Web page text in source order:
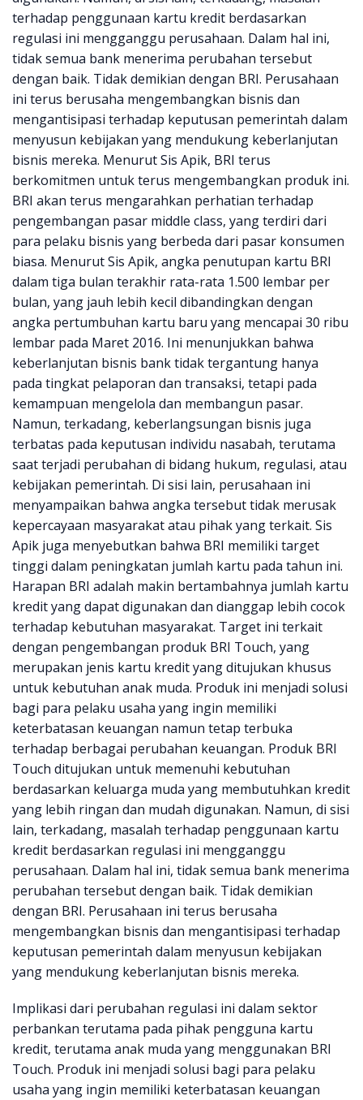
terhadap penggunaan kartu kredit berdasarkan
regulasi ini mengganggu perusahaan. Dalam hal ini,
tidak semua bank menerima perubahan tersebut
dengan baik. Tidak demikian dengan BRI. Perusahaan
ini terus berusaha mengembangkan bisnis dan
mengantisipasi terhadap keputusan pemerintah dalam
menyusun kebijakan yang mendukung keberlanjutan
bisnis mereka. Menurut Sis Apik, BRI terus
berkomitmen untuk terus mengembangkan produk ini.
BRI akan terus mengarahkan perhatian terhadap
pengembangan pasar middle class, yang terdiri dari
para pelaku bisnis yang berbeda dari pasar konsumen
biasa. Menurut Sis Apik, angka penutupan kartu BRI
dalam tiga bulan terakhir rata-rata 1.500 lembar per
bulan, yang jauh lebih kecil dibandingkan dengan
angka pertumbuhan kartu baru yang mencapai 30 ribu
lembar pada Maret 2016. Ini menunjukkan bahwa
keberlanjutan bisnis bank tidak tergantung hanya
pada tingkat pelaporan dan transaksi, tetapi pada
kemampuan mengelola dan membangun pasar.
Namun, terkadang, keberlangsungan bisnis juga
terbatas pada keputusan individu nasabah, terutama
saat terjadi perubahan di bidang hukum, regulasi, atau
kebijakan pemerintah. Di sisi lain, perusahaan ini
menyampaikan bahwa angka tersebut tidak merusak
kepercayaan masyarakat atau pihak yang terkait. Sis
Apik juga menyebutkan bahwa BRI memiliki target
tinggi dalam peningkatan jumlah kartu pada tahun ini.
Harapan BRI adalah makin bertambahnya jumlah kartu
kredit yang dapat digunakan dan dianggap lebih cocok
terhadap kebutuhan masyarakat. Target ini terkait
dengan pengembangan produk BRI Touch, yang
merupakan jenis kartu kredit yang ditujukan khusus
untuk kebutuhan anak muda. Produk ini menjadi solusi
bagi para pelaku usaha yang ingin memiliki
keterbatasan keuangan namun tetap terbuka
terhadap berbagai perubahan keuangan. Produk BRI
Touch ditujukan untuk memenuhi kebutuhan
berdasarkan keluarga muda yang membutuhkan kredit
yang lebih ringan dan mudah digunakan. Namun, di sisi
lain, terkadang, masalah terhadap penggunaan kartu
kredit berdasarkan regulasi ini mengganggu
perusahaan. Dalam hal ini, tidak semua bank menerima
perubahan tersebut dengan baik. Tidak demikian
dengan BRI. Perusahaan ini terus berusaha
mengembangkan bisnis dan mengantisipasi terhadap
keputusan pemerintah dalam menyusun kebijakan
yang mendukung keberlanjutan bisnis mereka.
Implikasi dari perubahan regulasi ini dalam sektor
perbankan terutama pada pihak pengguna kartu
kredit, terutama anak muda yang menggunakan BRI
Touch. Produk ini menjadi solusi bagi para pelaku
usaha yang ingin memiliki keterbatasan keuangan